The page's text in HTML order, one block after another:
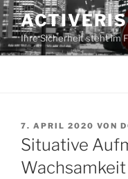
Zum
Inhalt
springenIhre Sicherheit steht im
VERÖFFENTLICHT
AM
7. APRIL 2020 VON
Situative